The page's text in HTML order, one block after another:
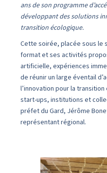
ans de son programme
développant des solutions
transition écologique.
Cette soirée, placée sous le
format et ses activités
artificielle, expériences
de réunir un large éventail
l’innovation pour la
start-ups, institutions et
préfet du Gard, Jérôme
représentant régional.